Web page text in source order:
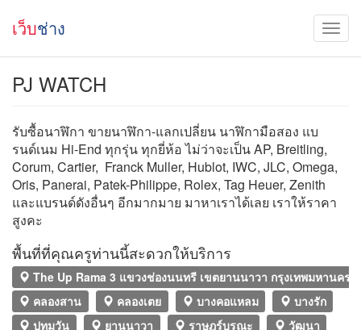
เว็บช่าง
PJ WATCH
รับซื้อนาฬิกา ขายนาฬิกา-แลกเปลี่ยน นาฬิกามือสอง แบ
รนด์เนม Hi-End ทุกรุ่น ทุกยี่ห้อ ไม่ว่าจะเป็น AP, Breitling,
Corum, Cartier, Franck Muller, Hublot, IWC, JLC, Omega,
Oris, Panerai, Patek-Philippe, Rolex, Tag Heuer, Zenith
และแบรนด์ดังอื่นๆ อีกมากมาย มาหาเราได้เลย เราให้ราคา
สูงคะ
พื้นที่ที่คุณครูท่านนี้สะดวกให้บริการ
The Up Rama 3 แขวงช่องนนทรี เขตยานนาวา กรุงเทพมหานคร
คลองสาน
คลองเตย บางคอแหลม
บางรัก
ปทุมวัน
ยานนาวา ราษฎร์บูรณะ
วัฒนา